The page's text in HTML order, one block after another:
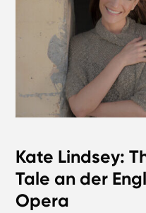
Kate Lindsey:
Tale an der
Opera